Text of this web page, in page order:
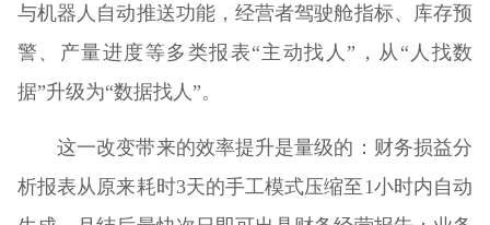
与机器人自动推送功能，经营者驾驶舱指标、库存预
警、产量进度等多类报表“主动找人”，从“人找数
据”升级为“数据找人”。
这一改变带来的效率提升是量级的：财务损益分
析报表从原来耗时3天的手工模式压缩至1小时内自动